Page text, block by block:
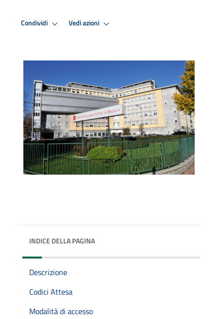
Condividi Vedi azioni
INDICE DELLA PAGINA
Descrizione
Codici Attesa
Modalità di accesso